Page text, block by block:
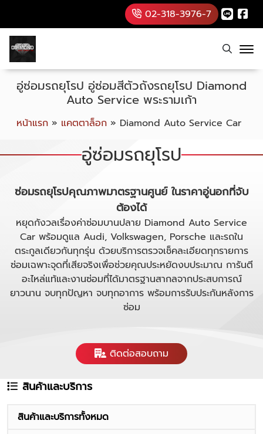
02-318-3976-7
หน้าแรก » แคตตาล็อก » Diamond Auto Service Car
อู่ซ่อมรถยุโรป อู่ซ่อมสีตัวถังรถยุโรป Diamond
Auto Service พระรามเก้า
อู่ซ่อมรถยุโรป
ซ่อมรถยุโรปคุณภาพมาตรฐานศูนย์ ในราคาอู่นอกที่จับ
ต้องได้
หยุดกังวลเรื่องค่าซ่อมบานปลาย Diamond Auto Service
Car พร้อมดูแล Audi, Volkswagen, Porsche และรถใน
ตระกูลเดียวกันทุกรุ่น ด้วยบริการตรวจเช็คละเอียดทุกรายการ
ซ่อมเฉพาะจุดที่เสียจริงเพื่อช่วยคุณประหยัดงบประมาณ การันตี
อะไหล่แท้และงานซ่อมที่ได้มาตรฐานสากลจากประสบการณ์
ยาวนาน จบทุกปัญหา จบทุกอาการ พร้อมการรับประกันหลังการ
ซ่อม
ติดต่อสอบถาม
สินค้าและบริการ
สินค้าและบริการทั้งหมด